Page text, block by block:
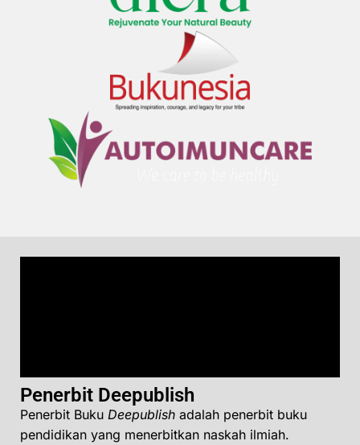
Penerbit Deepublish
Penerbit Buku Deepublish adalah penerbit buku
pendidikan yang menerbitkan naskah ilmiah.